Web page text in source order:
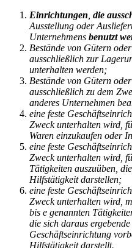
Einrichtungen die
Ausstellung oder
Unternehmens benutzt
Bestände von Gütern
ausschließlich zur
unterhalten werden;
Bestände von Gütern
ausschließlich zu dem
anderes Unternehmen
eine feste
Zweck unterhalten wird,
Waren einzukaufen oder
eine feste
Zweck unterhalten wird,
Tätigkeiten auszuüben,
Hilfstätigkeit darstellen;
eine feste
Zweck unterhalten wird,
bis e genannten
die sich daraus
Geschäftseinrichtung
Hilfstätigkeit darstellt.